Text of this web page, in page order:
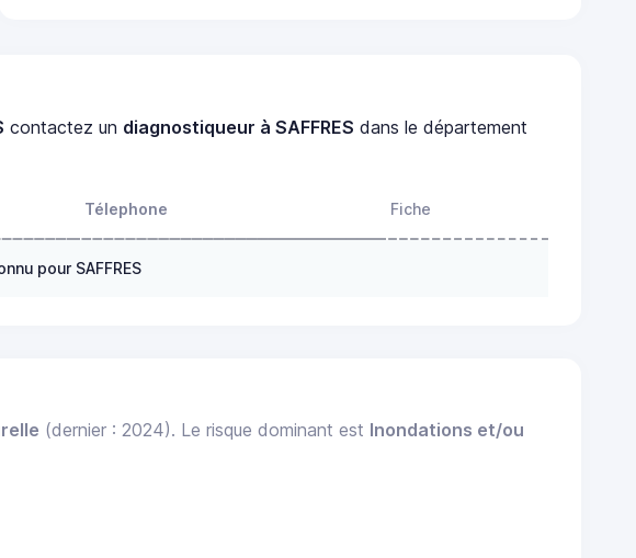
contactez un diagnostiqueur à SAFFRES dans le département
Télephone Fiche
pour SAFFRES
(dernier : 2024). Le risque dominant est Inondations et/ou